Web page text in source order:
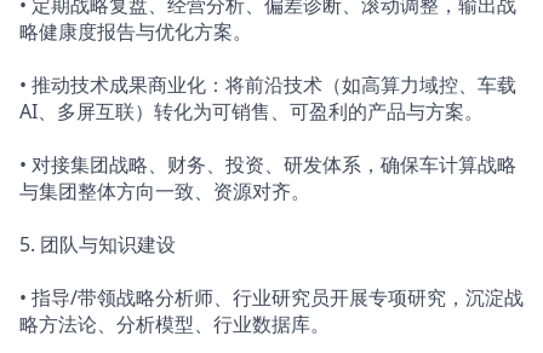
略健康度报告与优化方案。
• 推动技术成果商业化：将前沿技术（如高算力域控、车载
AI、多屏互联）转化为可销售、可盈利的产品与方案。
• 对接集团战略、财务、投资、研发体系，确保车计算战略
与集团整体方向一致、资源对齐。
5. 团队与知识建设
• 指导/带领战略分析师、行业研究员开展专项研究，沉淀战
略方法论、分析模型、行业数据库。